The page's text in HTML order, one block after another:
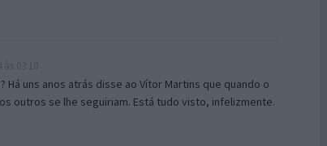
Há uns anos atrás disse ao Vítor Martins que quando o
outros se lhe seguiriam. Está tudo visto, infelizmente.